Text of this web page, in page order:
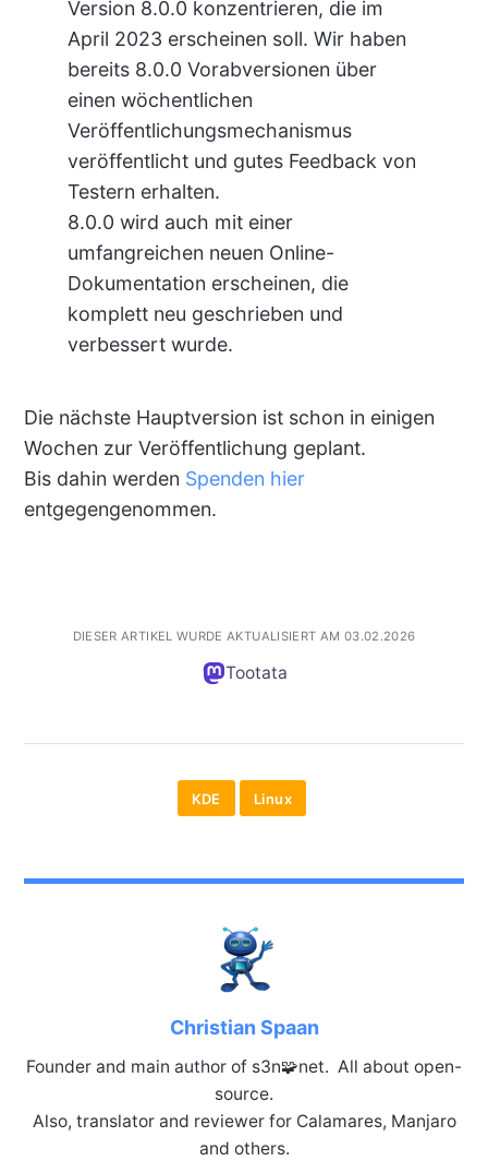
Version 8.0.0 konzentrieren, die im
April 2023 erscheinen soll. Wir haben
bereits 8.0.0 Vorabversionen über
einen wöchentlichen
Veröffentlichungsmechanismus
veröffentlicht und gutes Feedback von
Testern erhalten.
8.0.0 wird auch mit einer
umfangreichen neuen Online-
Dokumentation erscheinen, die
komplett neu geschrieben und
verbessert wurde.
Die nächste Hauptversion ist schon in einigen
Wochen zur Veröffentlichung geplant.
Bis dahin werden Spenden hier
entgegengenommen.
DIESER ARTIKEL WURDE AKTUALISIERT AM 03.02.2026
Tootata
KDE Linux
Christian Spaan
Founder and main author of s3n🧩net. All about open-
source.
Also, translator and reviewer for Calamares, Manjaro
and others.